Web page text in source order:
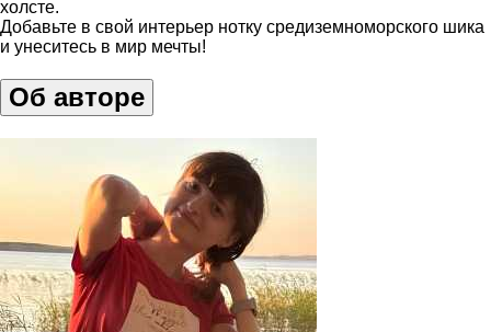
холсте.
Добавьте в свой интерьер нотку средиземноморского шика
и унеситесь в мир мечты!
Об авторе